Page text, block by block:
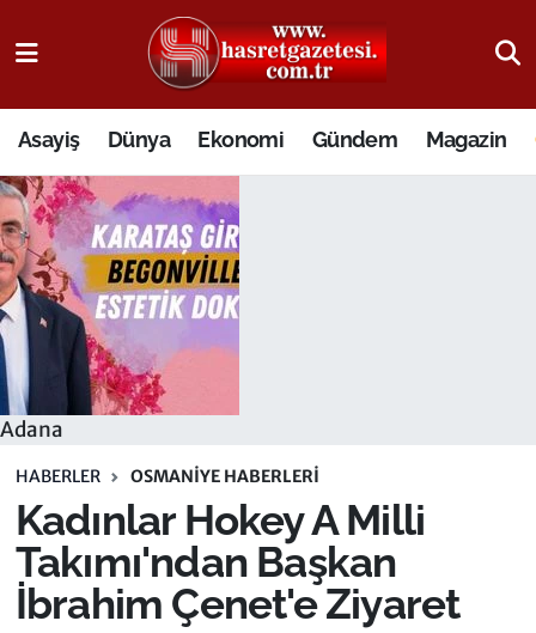
Asayiş Dünya Ekonomi Gündem Magazin
Adana
HABERLER OSMANIYE HABERLERI
Kadınlar Hokey A Milli
Takımı'ndan Başkan
İbrahim Çenet'e Ziyaret
Osmaniye Nöbetçi Eczaneler
Osmaniye Hava Durumu
Osmaniye Trafik Yoğunluk Haritası
Süper Lig Puan Durumu ve Fikstür
Tüm Manşetler
Son Dakika Haberleri